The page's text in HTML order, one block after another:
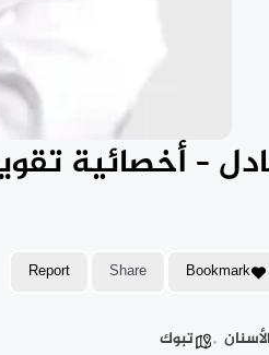
– أخصائية
Bookmark
Share
Report
تبوك